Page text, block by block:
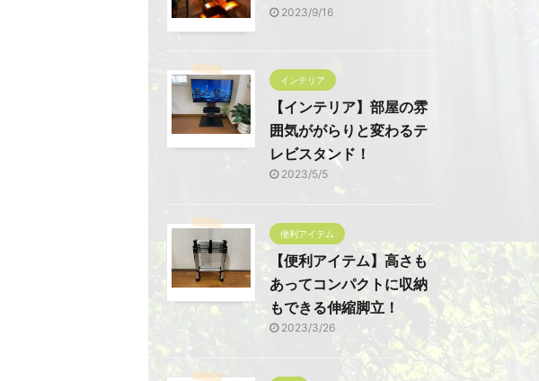
2023/9/16
インテリア
【インテリア】部屋の雰
囲気ががらりと変わるテ
レビスタンド！
2023/5/5
便利アイテム
【便利アイテム】高さも
あってコンパクトに収納
もできる伸縮脚立！
2023/3/26